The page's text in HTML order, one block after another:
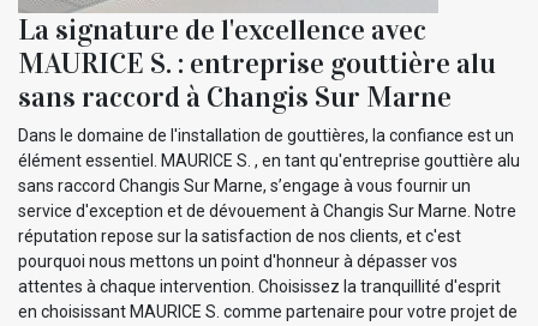
La signature de l'excellence avec
MAURICE S. : entreprise gouttière alu
sans raccord à Changis Sur Marne
Dans le domaine de l'installation de gouttières, la confiance est un
élément essentiel. MAURICE S. , en tant qu'entreprise gouttière alu
sans raccord Changis Sur Marne, s’engage à vous fournir un
service d'exception et de dévouement à Changis Sur Marne. Notre
réputation repose sur la satisfaction de nos clients, et c'est
pourquoi nous mettons un point d'honneur à dépasser vos
attentes à chaque intervention. Choisissez la tranquillité d'esprit
en choisissant MAURICE S. comme partenaire pour votre projet de